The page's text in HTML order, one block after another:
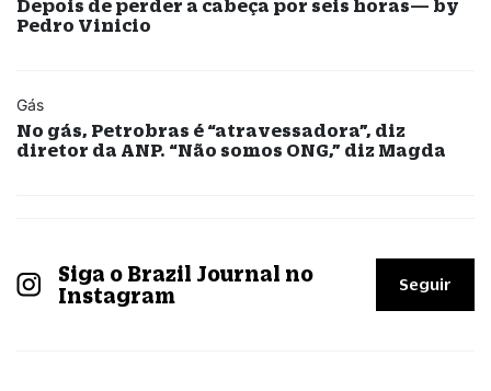
Depois de perder a cabeça por seis horas— by
Pedro Vinicio
Gás
No gás, Petrobras é “atravessadora”, diz
diretor da ANP. “Não somos ONG,” diz Magda
Siga o Brazil Journal no
Instagram
Seguir